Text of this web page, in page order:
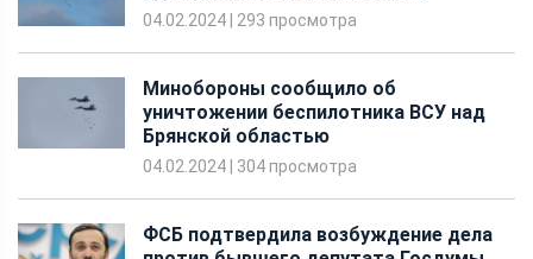
Минобороны сообщило об
уничтожении беспилотника ВСУ над
Брянской областью
04.02.2024|304 просмотра
ФСБ подтвердила возбуждение дела
против бывшего депутата Госдумы
Пономарева
04.02.2024|302 просмотра